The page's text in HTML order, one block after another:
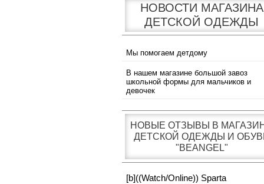
НОВОСТИ МАГАЗИНА
ДЕТСКОЙ ОДЕЖДЫ
Мы помогаем детдому
В нашем магазине большой завоз
школьной формы для мальчиков и
девочек
НОВЫЕ ОТЗЫВЫ В
ДЕТСКОЙ ОДЕЖДЫ И
"BEANGEL"
[b]((Watch/Online)) Sparta